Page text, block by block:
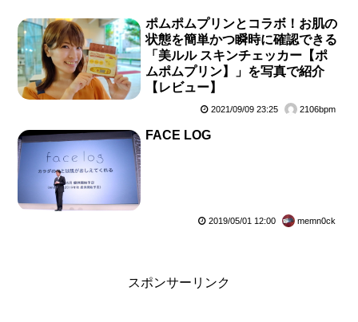
ポムポムプリンとコラボ！お肌の
状態を簡単かつ瞬時に確認できる
「美ルル スキンチェッカー【ポ
ムポムプリン】」を写真で紹介
【レビュー】
2021/09/09 23:25 2106bpm
FACE LOG
2019/05/01 12:00 memn0ck
スポンサーリンク